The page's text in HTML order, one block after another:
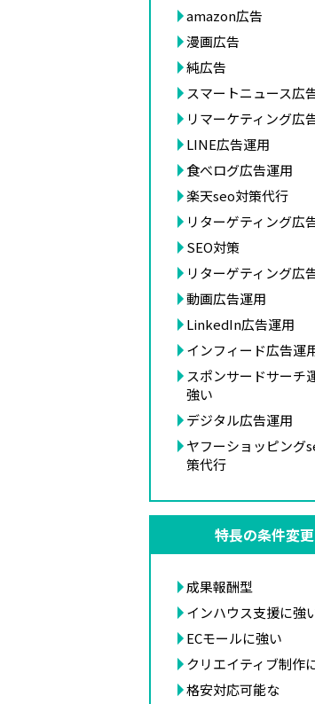
amazon広告
漫画広告
純広告
スマートニュース広
リマーケティング広
LINE広告運用
食べログ広告運用
楽天seo対策代行
リターゲティング広
SEO対策
リターゲティング広
動画広告運用
LinkedIn広告運用
インフィード広告運
スポンサードサーチ
強い
デジタル広告運用
ヤフーショッピング
策代行
特長の条件変更
成果報酬型
インハウス支援に強
ECモールに強い
クリエイティブ制作
格安対応可能な